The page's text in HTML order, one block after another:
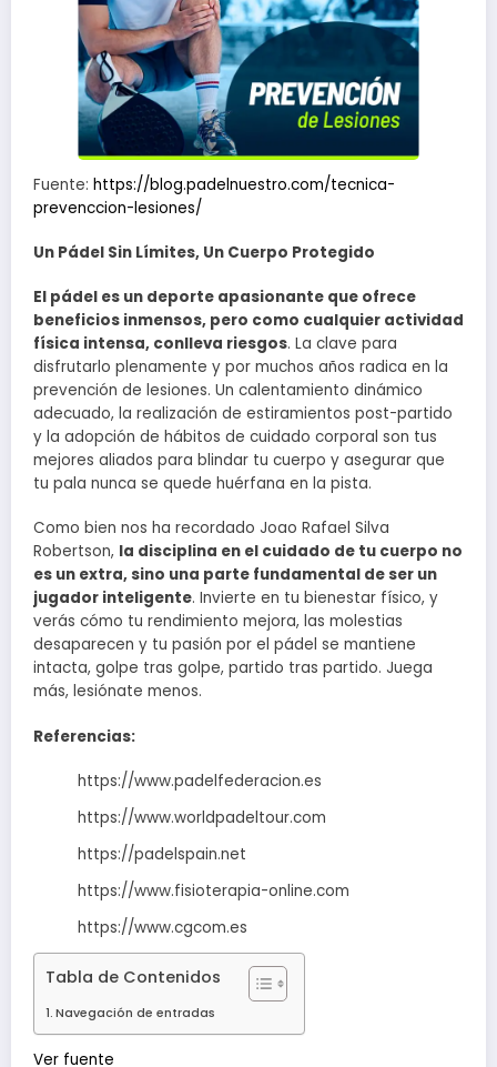
Fuente: https://blog.padelnuestro.com/tecnica-
prevenccion-lesiones/
Un Pádel Sin Límites, Un Cuerpo Protegido
El pádel es un deporte apasionante que ofrece
beneficios inmensos, pero como cualquier actividad
física intensa, conlleva riesgos. La clave para
disfrutarlo plenamente y por muchos años radica en la
prevención de lesiones. Un calentamiento dinámico
adecuado, la realización de estiramientos post-partido
y la adopción de hábitos de cuidado corporal son tus
mejores aliados para blindar tu cuerpo y asegurar que
tu pala nunca se quede huérfana en la pista.
Como bien nos ha recordado Joao Rafael Silva
Robertson, la disciplina en el cuidado de tu cuerpo no
es un extra, sino una parte fundamental de ser un
jugador inteligente. Invierte en tu bienestar físico, y
verás cómo tu rendimiento mejora, las molestias
desaparecen y tu pasión por el pádel se mantiene
intacta, golpe tras golpe, partido tras partido. Juega
más, lesiónate menos.
Referencias:
https://www.padelfederacion.es
https://www.worldpadeltour.com
https://padelspain.net
https://www.fisioterapia-online.com
https://www.cgcom.es
Tabla de Contenidos
Navegación de entradas
Ver fuente